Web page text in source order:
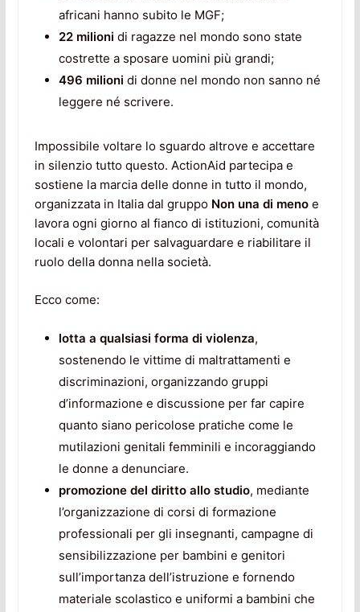
africani hanno subito le MGF;
22 milioni di ragazze nel mondo sono state
costrette a sposare uomini più grandi;
496 milioni di donne nel mondo non sanno né
leggere né scrivere.
Impossibile voltare lo sguardo altrove e accettare
in silenzio tutto questo. ActionAid partecipa e
sostiene la marcia delle donne in tutto il mondo,
organizzata in Italia dal gruppo Non una di menoe
lavora ogni giorno al fianco di istituzioni, comunità
locali e volontari per salvaguardare e riabilitare il
ruolo della donna nella società.
Ecco come:
lotta a qualsiasi forma di violenza,
sostenendo le vittime di maltrattamenti e
discriminazioni, organizzando gruppi
d’informazione e discussione per far capire
quanto siano pericolose pratiche come le
mutilazioni genitali femminili e incoraggiando
le donne a denunciare.
promozione del diritto allo studio, mediante
l’organizzazione di corsi di formazione
professionali per gli insegnanti, campagne di
sensibilizzazione per bambini e genitori
sull’importanza dell’istruzione e fornendo
materiale scolastico e uniformi a bambini che